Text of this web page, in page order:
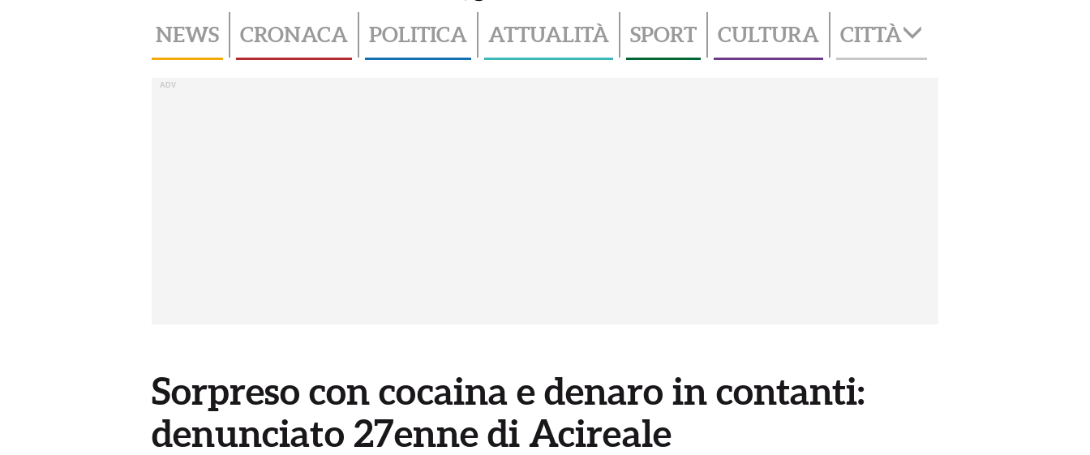
NEWS CRONACA POLITICA ATTUALITÀ SPORT CULTURA CITTÀ
Sorpreso con cocaina e denaro in contanti:
denunciato 27enne di Acireale